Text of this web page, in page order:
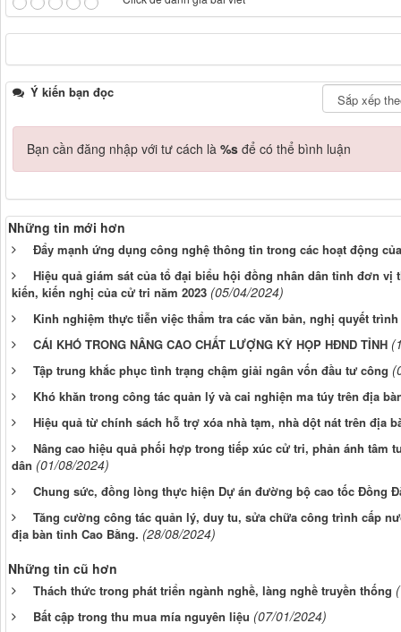
Ý kiến bạn đọc
Bạn cần đăng nhập với tư cách là %s để có thể bình luận
Những tin mới hơn
Đẩy mạnh ứng dụng công nghệ thông tin trong các hoạt động
Hiệu quả giám sát của tổ đại biểu hội đồng nhân dân tỉnh đơn
kiến, kiến nghị của cử tri năm 2023 (05/04/2024)
Kinh nghiệm thực tiễn việc thẩm tra các văn bản, nghị quyết
CÁI KHÓ TRONG NÂNG CAO CHẤT LƯỢNG KỲ HỌP HĐND TỈNH
Tập trung khắc phục tình trạng chậm giải ngân vốn đầu tư công
Khó khăn trong công tác quản lý và cai nghiện ma túy trên địa
Hiệu quả từ chính sách hỗ trợ xóa nhà tạm, nhà dột nát trên địa
Nâng cao hiệu quả phối hợp trong tiếp xúc cử tri, phản ánh tâm
dân (01/08/2024)
Chung sức, đồng lòng thực hiện Dự án đường bộ cao tốc Đồng
Tăng cường công tác quản lý, duy tu, sửa chữa công trình cấp
địa bàn tỉnh Cao Bằng. (28/08/2024)
Những tin cũ hơn
Thách thức trong phát triển ngành nghề, làng nghề truyền thống
Bất cập trong thu mua mía nguyên liệu (07/01/2024)